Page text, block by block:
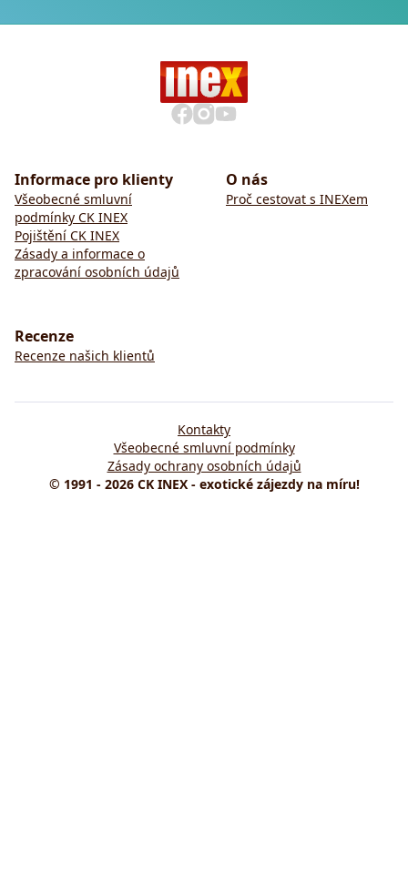
Informace pro klienty
Všeobecné smluvní
podmínky CK INEX
Pojištění CK INEX
Zásady a informace o
zpracování osobních údajů
O nás
Proč cestovat s INEXem
Recenze
Recenze našich klientů
© 1991 - 2026 CK INEX - exotické zájezdy na míru!
Kontakty
Všeobecné smluvní podmínky
Zásady ochrany osobních údajů